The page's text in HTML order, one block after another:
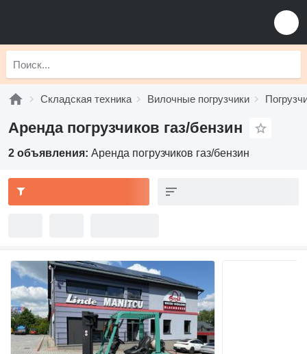
Складская техника Вилочные погрузчики
Аренда погрузчиков газ/бензин
2 объявления: Аренда погрузчиков газ/бензин